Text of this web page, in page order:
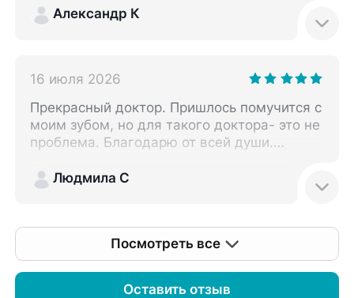
Оставить отзыв
Александр К
16 июля 2026
Прекрасный доктор. Пришлось помучится с
моим зубом, но для такого доктора- это не
проблема. Благодарю от всей души.
Людмила С
Посмотреть все